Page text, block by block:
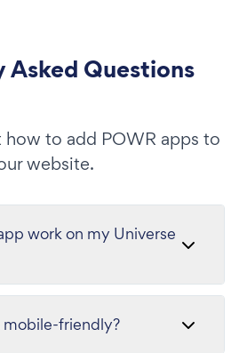
Asked Questions
how to add POWR apps to
website.
work on my Universe
mobile-friendly?